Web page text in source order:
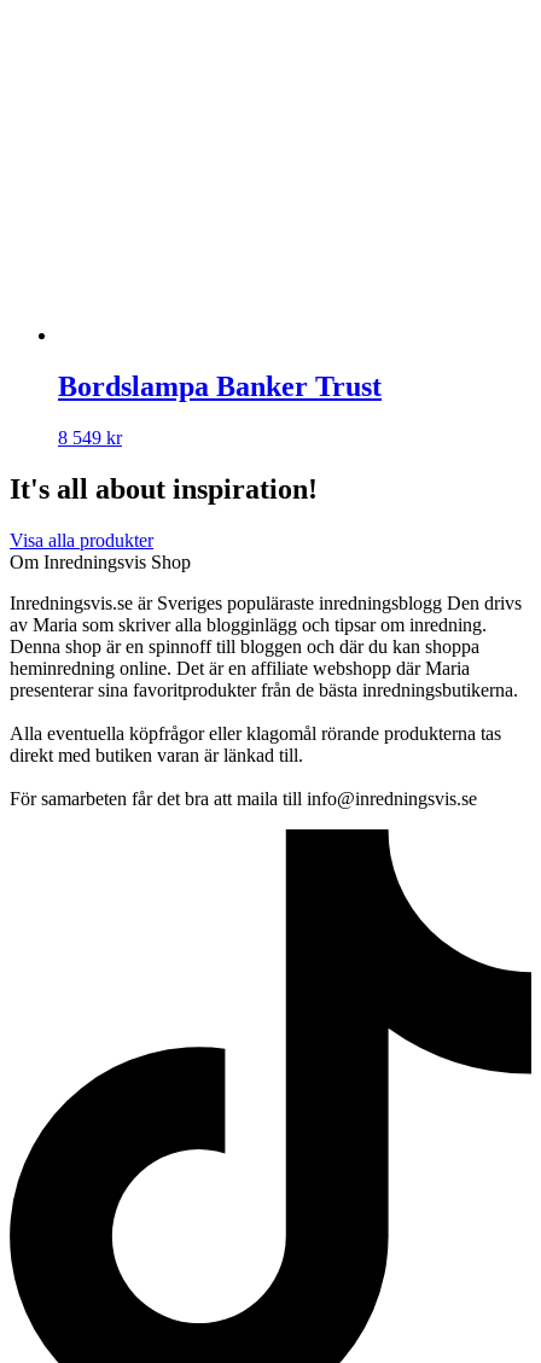
Bordslampa Banker Trust
8 549 kr
It's all about inspiration!
Visa alla produkter
Om Inredningsvis Shop
Inredningsvis.se är Sveriges populäraste inredningsblogg Den drivs
av Maria som skriver alla blogginlägg och tipsar om inredning.
Denna shop är en spinnoff till bloggen och där du kan shoppa
heminredning online. Det är en affiliate webshopp där Maria
presenterar sina favoritprodukter från de bästa inredningsbutikerna.
Alla eventuella köpfrågor eller klagomål rörande produkterna tas
direkt med butiken varan är länkad till.
För samarbeten får det bra att maila till info@inredningsvis.se